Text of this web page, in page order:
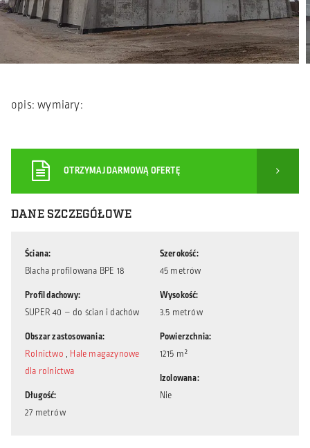
opis: wymiary:
OTRZYMAJ DARMOWĄ OFERTĘ
DANE SZCZEGÓŁOWE
Ściana
Blacha profilowana BPE 18
Profil dachowy
SUPER 40 – do ścian i dachów
Obszar zastosowania
Rolnictwo , Hale magazynowe
dla rolnictwa
Długość
27 metrów
Szerokość
45 metrów
Wysokość
3.5 metrów
Powierzchnia
1215 m²
Izolowana
Nie